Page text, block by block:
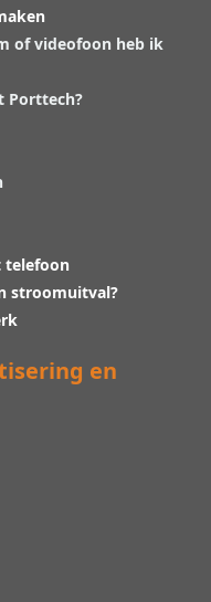
of videofoon heb ik
Porttech?
telefoon
stroomuitval?
en